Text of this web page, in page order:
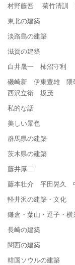
村野藤吾 菊竹清訓
東北の建築
淡路島の建築
滋賀の建築
白井晟一 柿沼守利
磯崎新 伊東豊雄
西沢立衛 坂茂
私的な話
美しい景色
群馬県の建築
茨木県の建築
藤井厚二
藤本壮介 平田晃久
軽井沢の建築・文化
鎌倉・葉山・逗子・
長崎の建築
関西の建築
韓国ソウルの建築